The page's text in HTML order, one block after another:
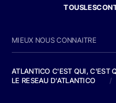
MIEUX NOUS CONNAITRE
ATLANTICO C'EST QUI, C'EST
LE RESEAU D'ATLANTICO
/